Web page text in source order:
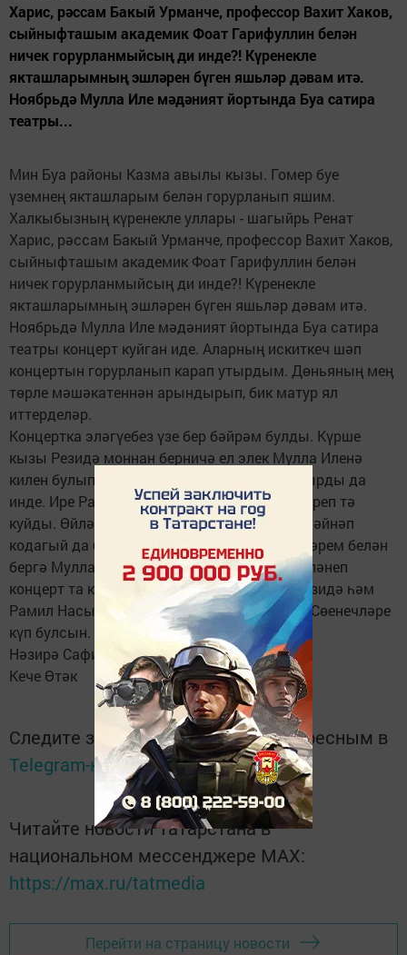
Харис, рәссам Бакый Урманче, профессор Вахит Хаков,
сыйныфташым академик Фоат Гарифуллин белән
ничек горурланмыйсың ди инде?! Күренекле
якташларымның эшләрен бүген яшьләр дәвам итә.
Ноябрьдә Мулла Иле мәдәният йортында Буа сатира
театры...
Мин Буа районы Казма авылы кызы. Гомер буе
үземнең якташларым белән горурланып яшим.
Халкыбыз­ның күренекле уллары - шагыйрь Ренат
Харис, рәссам Бакый Урманче, профессор Вахит Хаков,
сыйныфташым академик Фоат Гарифуллин белән
ничек горурланмыйсың ди инде?! Күренекле
якташларымның эшләрен бүген яшьләр дәвам итә.
Ноябрьдә Мулла Иле мәдәният йортында Буа сатира
театры концерт куйган иде. Аларның искиткеч шәп
концертын горурланып карап утырдым. Дөньяның мең
төрле мәшәкатеннән арындырып, бик матур ял
иттерделәр.
Концертка эләгүебез үзе бер бәйрәм булды. Күрше
кызы Резидә моннан берничә ел элек Мулла Иленә
килен булып төшкән иде. Концертка ул чакыр­ды да
инде. Ире Рамил безне килеп алды һәм китереп тә
куйды. Өйләренә чакырып, кунак иттеләр. Зәйнәп
кодагый да бик җылы каршылады. Күршеләрем белән
бергә Мулла Илендә кунакта булдык, рәхәтләнеп
концерт та карадык. Бик күңелем булды. Резидә һәм
Рамил Насыйбуллинарга ихластан рәхмәт. Сөенечләре
күп булсын.
Нәзирә Сафина.
Кече Өтәк
Следите за самым важным и интересным в
Telegram-каналеТатмедиа
Читайте новости Татарстана в
национальном мессенджере MАХ:
https://max.ru/tatmedia
Перейти на страницу новости